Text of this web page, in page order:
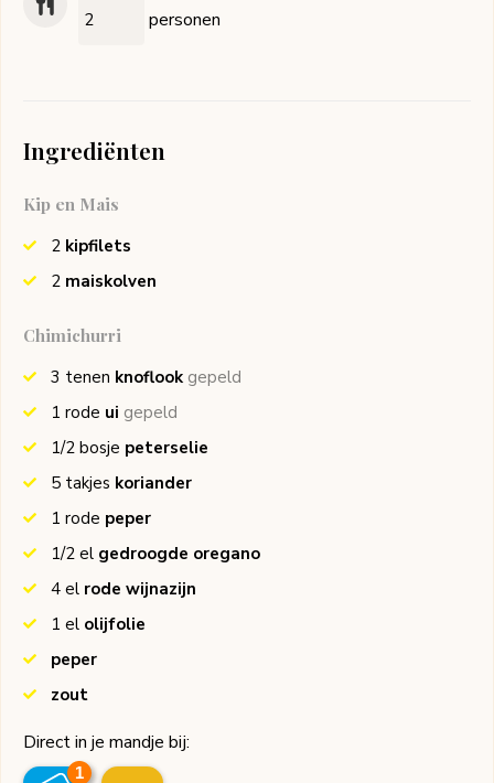
personen
Ingrediënten
Kip en Mais
2 kipfilets
2 maiskolven
Chimichurri
3 tenen knoflook gepeld
1 rode ui gepeld
1/2 bosje peterselie
5 takjes koriander
1 rode peper
1/2 el gedroogde oregano
4 el rode wijnazijn
1 el olijfolie
peper
zout
Direct in je mandje bij:
1